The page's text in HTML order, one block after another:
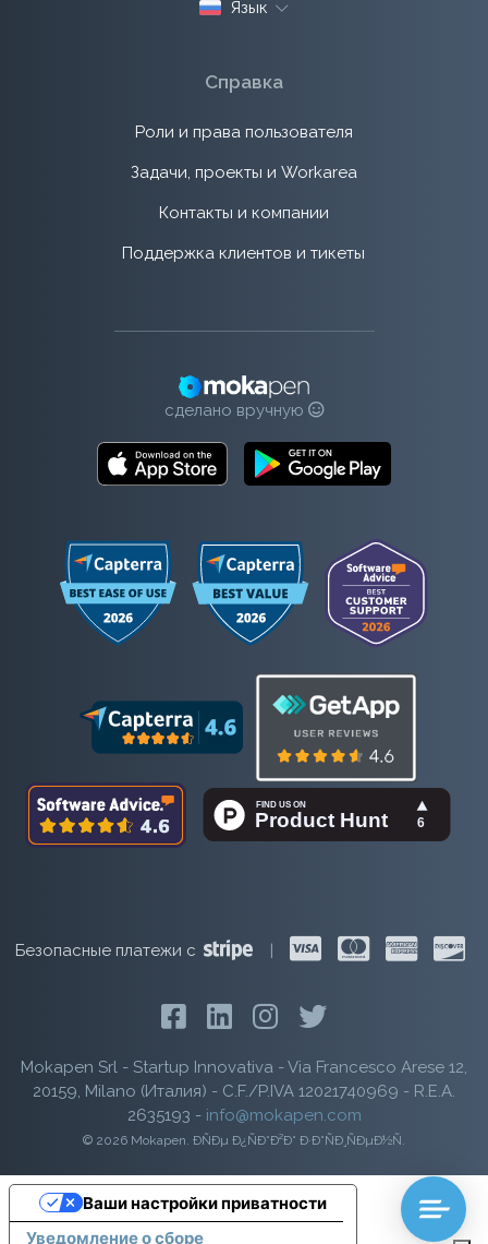
Язык
Справка
Роли и права пользователя
Задачи, проекты и Workarea
Контакты и компании
Поддержка клиентов и тикеты
сделано вручную
Безопасные платежи с |
Mokapen Srl - Startup Innovativa - Via Francesco Arese 12,
20159, Milano (Италия) - C.F./P.IVA 12021740969 - R.E.A.
2635193 - info@mokapen.com
© 2026 Mokapen. ÐÑÐµ Ð¿ÑÐ°Ð²Ð° Ð·Ð°ÑÐ¸ÑÐµÐ½Ñ.
Уведомление о сборе
Ваши настройки приватности